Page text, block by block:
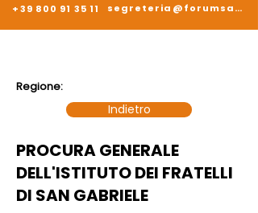
+39 800 91 35 11 segreteria@forumsad.it
Regione:
Indietro
PROCURA GENERALE
DELL'ISTITUTO DEI FRATELLI
DI SAN GABRIELE